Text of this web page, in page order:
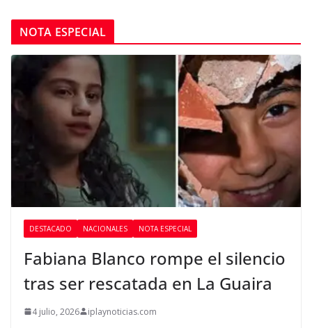
NOTA ESPECIAL
DESTACADO NACIONALES NOTA ESPECIAL
Fabiana Blanco rompe el silencio
tras ser rescatada en La Guaira
4 julio, 2026 iplaynoticias.com